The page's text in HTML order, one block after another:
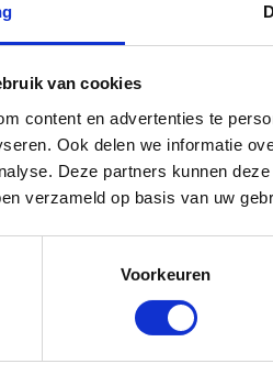
van cookies
content en advertenties te
Ook delen we informatie
Deze partners kunnen
verzameld op basis van uw
Voorkeuren